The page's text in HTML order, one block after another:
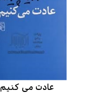
عادت می ‌کنیم